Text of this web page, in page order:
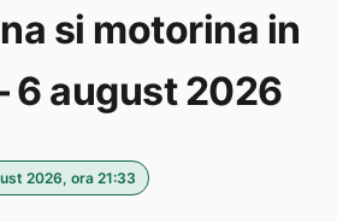
si motorina in
august 2026
2026, ora 21:33